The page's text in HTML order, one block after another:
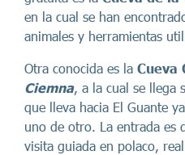
en la cual se han
animales y herramientas
Otra conocida es la Cueva
Ciemna, a la cual se llega
que lleva hacia El Guante
uno de otro. La entrada es
visita guiada en polaco,